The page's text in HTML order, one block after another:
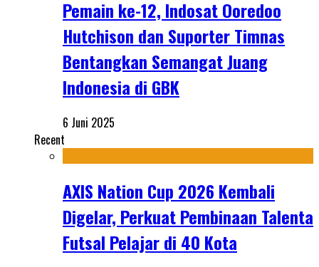
Pemain ke-12, Indosat Ooredoo
Hutchison dan Suporter Timnas
Bentangkan Semangat Juang
Indonesia di GBK
6 Juni 2025
Recent
AXIS Nation Cup 2026 Kembali
Digelar, Perkuat Pembinaan Talenta
Futsal Pelajar di 40 Kota